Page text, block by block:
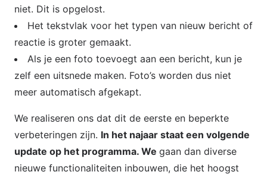
niet. Dit is opgelost.
Het tekstvlak voor het typen van nieuw bericht of
reactie is groter gemaakt.
Als je een foto toevoegt aan een bericht, kun je
zelf een uitsnede maken. Foto’s worden dus niet
meer automatisch afgekapt.
We realiseren ons dat dit de eerste en beperkte
verbeteringen zijn. In het najaar staat een volgende
update op het programma. We gaan dan diverse
nieuwe functionaliteiten inbouwen, die het hoogst